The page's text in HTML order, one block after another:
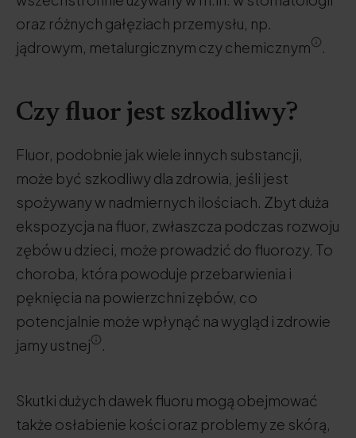
oraz różnych gałęziach przemysłu, np.
jądrowym, metalurgicznym czy chemicznym
.
Czy fluor jest szkodliwy?
Fluor, podobnie jak wiele innych substancji,
może być szkodliwy dla zdrowia, jeśli jest
spożywany w nadmiernych ilościach. Zbyt duża
ekspozycja na fluor, zwłaszcza podczas rozwoju
zębów u dzieci, może prowadzić do fluorozy. To
choroba, która powoduje przebarwienia i
pęknięcia na powierzchni zębów, co
potencjalnie może wpłynąć na wygląd i zdrowie
jamy ustnej
.
Skutki dużych dawek fluoru mogą obejmować
także osłabienie kości oraz problemy ze skórą,